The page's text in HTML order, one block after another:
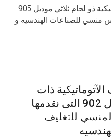
ماكينة التعبئة والتغليف الآتوماتيكية ذو لحام ثلاثي موديل 905
منسي للصناعات الهندسيه و
الآتوماتيكية ذات
اللحام من الظهر موديل 902 التى نقدمها
للتغليف